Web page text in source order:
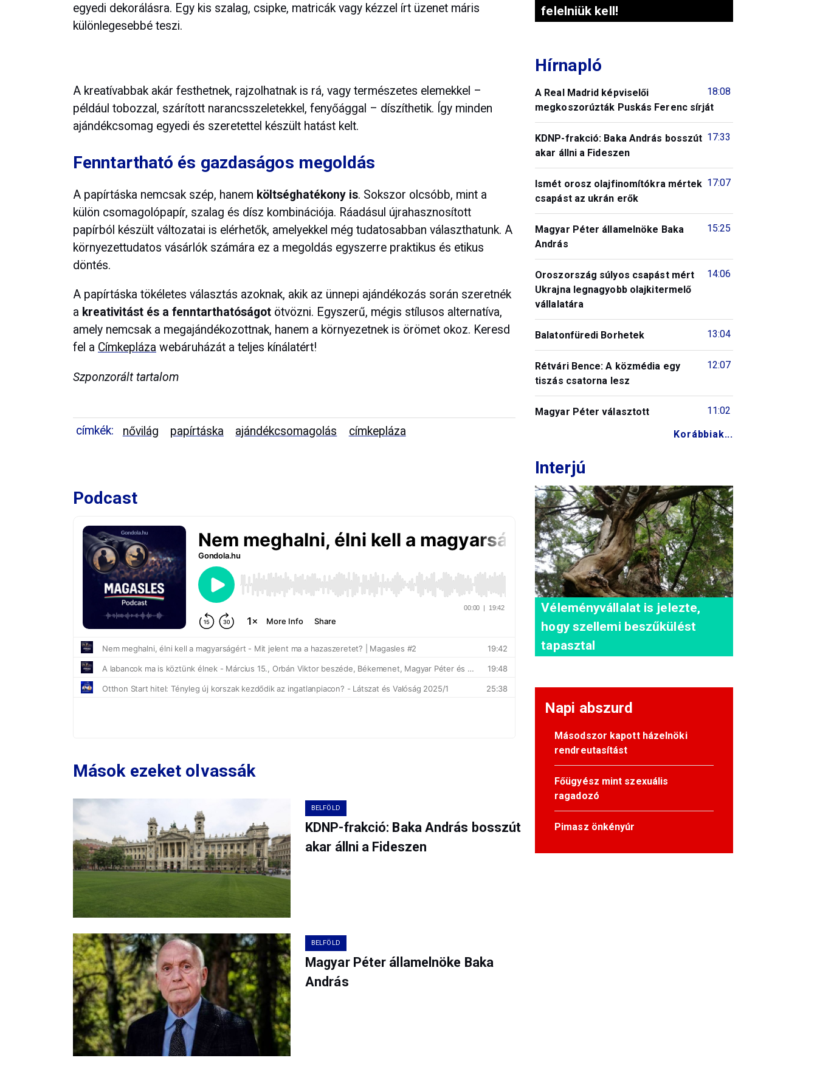
egyedi dekorálásra. Egy kis szalag, csipke, matricák vagy kézzel írt üzenet máris
különlegesebbé teszi.
A kreatívabbak akár festhetnek, rajzolhatnak is rá, vagy természetes elemekkel –
például tobozzal, szárított narancsszeletekkel, fenyőággal – díszíthetik. Így minden
ajándékcsomag egyedi és szeretettel készült hatást kelt.
Fenntartható és gazdaságos megoldás
A papírtáska nemcsak szép, hanem költséghatékony is. Sokszor olcsóbb, mint a
külön csomagolópapír, szalag és dísz kombinációja. Ráadásul újrahasznosított
papírból készült változatai is elérhetők, amelyekkel még tudatosabban választhatunk. A
környezettudatos vásárlók számára ez a megoldás egyszerre praktikus és etikus
döntés.
A papírtáska tökéletes választás azoknak, akik az ünnepi ajándékozás során szeretnék
a kreativitást és a fenntarthatóságot ötvözni. Egyszerű, mégis stílusos alternatíva,
amely nemcsak a megajándékozottnak, hanem a környezetnek is örömet okoz. Keresd
fel a Címkepláza webáruházát a teljes kínálatért!
Szponzorált tartalom
címkék: nővilág papírtáska ajándékcsomagolás címkepláza
Podcast
Mások ezeket olvassák
BELFÖLD
KDNP-frakció: Baka András bosszút
akar állni a Fideszen
BELFÖLD
Magyar Péter államelnöke Baka
András
felelniük kell!
Hírnapló
18:08
A Real Madrid képviselői
megkoszorúzták Puskás Ferenc sírját
17:33
KDNP-frakció: Baka András bosszút
akar állni a Fideszen
17:07
Ismét orosz olajfinomítókra mértek
csapást az ukrán erők
15:25
Magyar Péter államelnöke Baka
András
14:06
Oroszország súlyos csapást mért
Ukrajna legnagyobb olajkitermelő
vállalatára
13:04
Balatonfüredi Borhetek
12:07
Rétvári Bence: A közmédia egy
tiszás csatorna lesz
11:02
Magyar Péter választott
Korábbiak...
Interjú
Véleményvállalat is jelezte,
hogy szellemi beszűkülést
tapasztal
Napi abszurd
Másodszor kapott házelnöki
rendreutasítást
Főügyész mint szexuális
ragadozó
Pimasz önkényúr